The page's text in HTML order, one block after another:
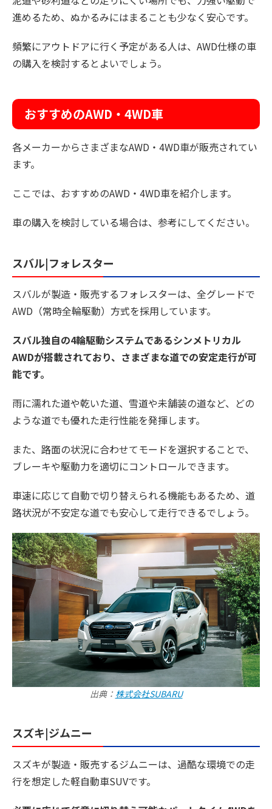
進めるため、ぬかるみにはまることも少なく安心です。
頻繁にアウトドアに行く予定がある人は、AWD仕様の車
の購入を検討するとよいでしょう。
おすすめのAWD・4WD車
各メーカーからさまざまなAWD・4WD車が販売されてい
ます。
ここでは、おすすめのAWD・4WD車を紹介します。
車の購入を検討している場合は、参考にしてください。
スバル|フォレスター
スバルが製造・販売するフォレスターは、全グレードで
AWD（常時全輪駆動）方式を採用しています。
スバル独自の4輪駆動システムであるシンメトリカル
AWDが搭載されており、さまざまな道での安定走行が可
能です。
雨に濡れた道や乾いた道、雪道や未舗装の道など、どの
ような道でも優れた走行性能を発揮します。
また、路面の状況に合わせてモードを選択することで、
ブレーキや駆動力を適切にコントロールできます。
車速に応じて自動で切り替えられる機能もあるため、道
路状況が不安定な道でも安心して走行できるでしょう。
出典： 株式会社SUBARU
スズキ|ジムニー
スズキが製造・販売するジムニーは、過酷な環境での走
行を想定した軽自動車SUVです。